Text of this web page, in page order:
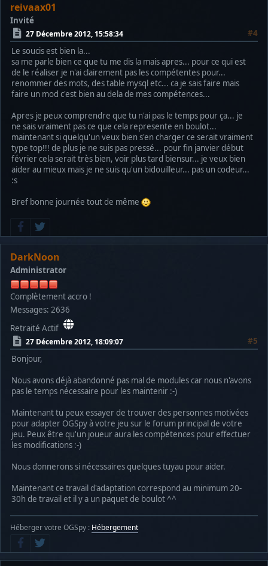
reivaax01
Invité
27 Décembre 2012, 15:58:34
#4
Le soucis est bien la...
sa me parle bien ce que tu me dis la mais apres... pour ce qui est
de le réaliser je n'ai clairement pas les compétentes pour...
renommer des mots, des table mysql etc... ca je sais faire mais
faire un mod c'est bien au dela de mes compétences...
Apres je peux comprendre que tu n'ai pas le temps pour ça... je
ne sais vraiment pas ce que cela represente en boulot...
maintenant si quelqu'un veux bien s'en charger ce serait vraiment
type top!!! de plus je ne suis pas pressé... pour fin janvier début
février cela serait très bien, voir plus tard biensur... je veux bien
aider au mieux mais je ne suis qu'un bidouilleur... pas un codeur...
:s
Bref bonne journée tout de même
DarkNoon
Administrator
Complètement accro !
Messages: 2636
Retraité Actif
27 Décembre 2012, 18:09:07
#5
Bonjour,
Nous avons déjà abandonné pas mal de modules car nous n'avons
pas le temps nécessaire pour les maintenir :-)
Maintenant tu peux essayer de trouver des personnes motivées
pour adapter OGSpy à votre jeu sur le forum principal de votre
jeu. Peux être qu'un joueur aura les compétences pour effectuer
les modifications :-)
Nous donnerons si nécessaires quelques tuyau pour aider.
Maintenant ce travail d'adaptation correspond au minimum 20-
30h de travail et il y a un paquet de boulot ^^
Héberger votre OGSpy : Hébergement